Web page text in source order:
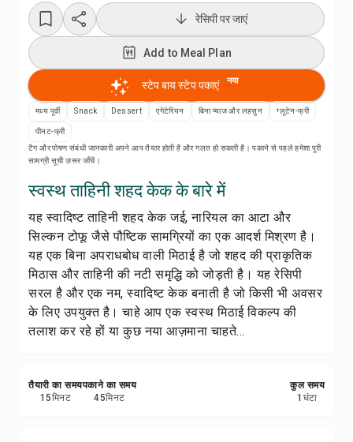
Add to Meal Plan
Add to Shopping List
रेसिपी नोट्स
रेसिपी प्रिंट करें
सेव करें
शेयर करें
रिपोर्ट करें
रेसिपी पर जाएं
Add to Meal Plan
स्टेप बाय स्टेप पकाएं नया
मध्य पूर्वी Snack Dessert एगेटेरियन बिना प्याज और लहसुन ग्लूटेन-फ्री
पीनट-फ्री
टैग और पोषण संबंधी जानकारी अपने आप तैयार होती है और गलत हो सकती है। पकाने से पहले हमेशा पूरी
सामग्री सूची ज़रूर जाँचें।
स्वस्थ ताहिनी शहद केक के बारे में
यह स्वादिष्ट ताहिनी शहद केक जई, नारियल का आटा और
सिल्कन टोफू जैसे पौष्टिक सामग्रियों का एक आदर्श मिश्रण है।
यह एक बिना अपराधबोध वाली मिठाई है जो शहद की प्राकृतिक
मिठास और ताहिनी की नटी समृद्धि को जोड़ती है। यह रेसिपी
सरल है और एक नम, स्वादिष्ट केक बनाती है जो किसी भी अवसर
के लिए उपयुक्त है। चाहे आप एक स्वस्थ मिठाई विकल्प की
तलाश कर रहे हों या कुछ नया आज़माना चाहते...
तैयारी का समय
15मिनट
पकाने का समय
45मिनट
कुल समय
1 घंटा